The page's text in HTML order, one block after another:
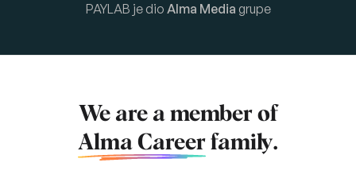
PAYLAB je dio Alma Media grupe
We are a member of
Alma Career family.